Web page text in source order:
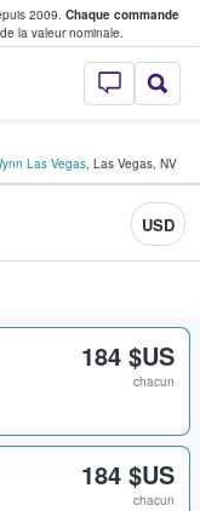
2009. Chaque commande
la valeur nominale.
- Où
billets
Las Vegas, Las Vegas, NV
USD
184 $US
chacun
184 $US
chacun